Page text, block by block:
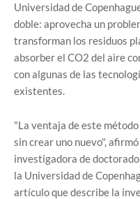
Universidad de
doble: aprovecha un
transforman los residuos
absorber el CO2 del aire
con algunas de las
existentes.
"La ventaja de este
sin crear uno nuevo",
investigadora de
la Universidad de
artículo que describe la